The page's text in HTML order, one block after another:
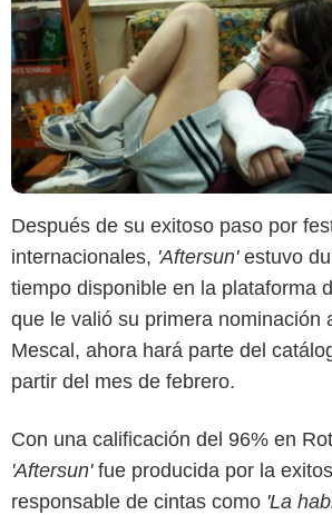
Después de su exitoso paso por
internacionales, 'Aftersun'estuvo
tiempo disponible en la plataforma
que le valió su primera nominación
Mescal, ahora hará parte del
partir del mes de febrero.
Con una calificación del 96% en
'Aftersun'fue producida por la
responsable de cintas como 'La
The Washington Post